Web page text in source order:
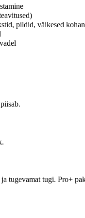
pildid, väikesed
tugevamat tugi. Pro+